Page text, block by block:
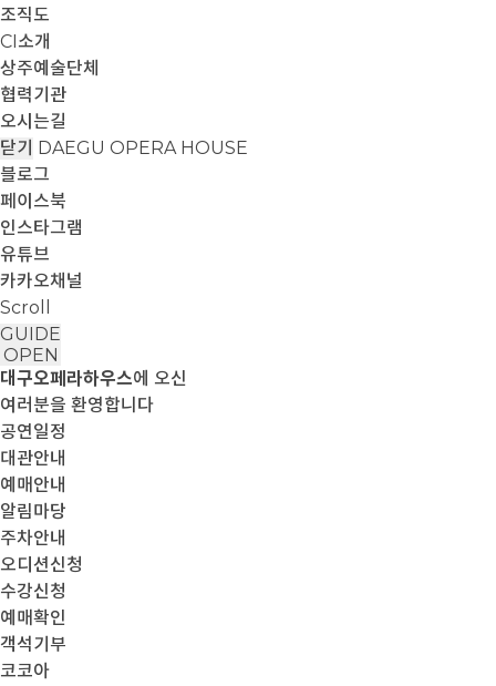
조직도
CI소개
상주예술단체
협력기관
오시는길
닫기 DAEGU OPERA HOUSE
블로그
페이스북
인스타그램
유튜브
카카오채널
Scroll
GUIDE
OPEN
대구오페라하우스에 오신
여러분을 환영합니다
공연일정
대관안내
예매안내
알림마당
주차안내
오디션신청
수강신청
예매확인
객석기부
코코아